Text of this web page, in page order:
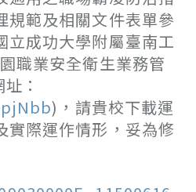
規範及相關文件表單參
立成功大學附屬臺南工
職業安全衛生業務管
：
)，請貴校下載運
實際運作情形，妥為修